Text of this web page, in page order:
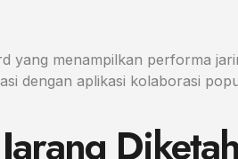
yang menampilkan performa
dengan aplikasi kolaborasi